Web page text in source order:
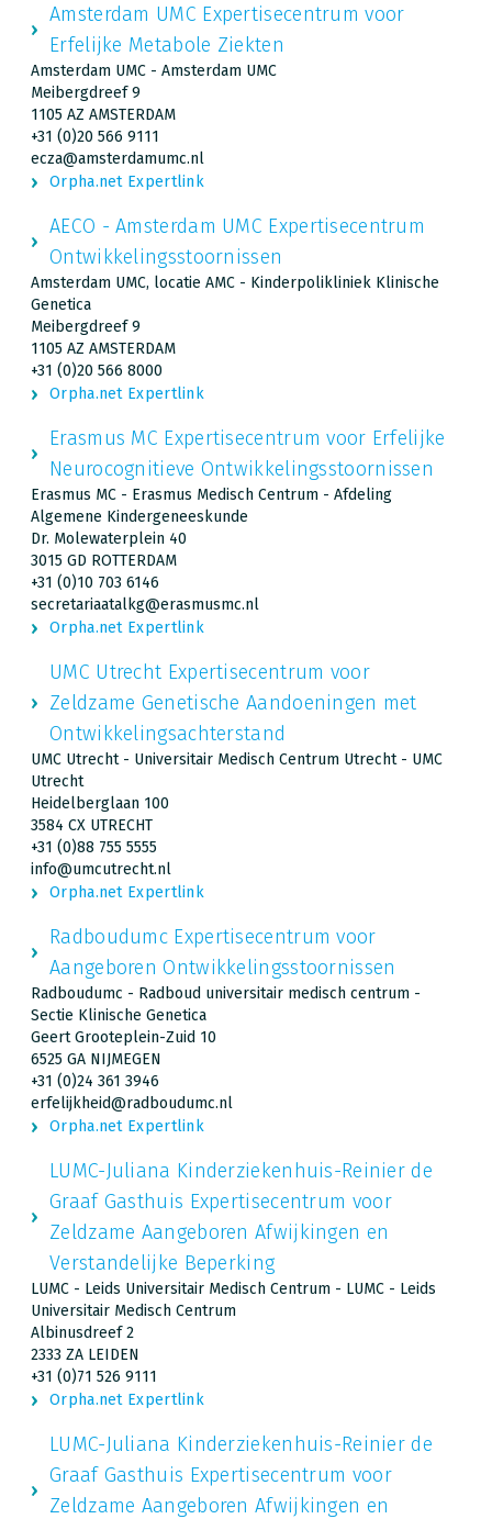
Amsterdam UMC Expertisecentrum voor
Erfelijke Metabole Ziekten
Amsterdam UMC - Amsterdam UMC
Meibergdreef 9
1105 AZ AMSTERDAM
+31 (0)20 566 9111
ecza@amsterdamumc.nl
Orpha.net Expertlink
AECO - Amsterdam UMC Expertisecentrum
Ontwikkelingsstoornissen
Amsterdam UMC, locatie AMC - Kinderpolikliniek Klinische
Genetica
Meibergdreef 9
1105 AZ AMSTERDAM
+31 (0)20 566 8000
Orpha.net Expertlink
Erasmus MC Expertisecentrum voor Erfelijke
Neurocognitieve Ontwikkelingsstoornissen
Erasmus MC - Erasmus Medisch Centrum - Afdeling
Algemene Kindergeneeskunde
Dr. Molewaterplein 40
3015 GD ROTTERDAM
+31 (0)10 703 6146
secretariaatalkg@erasmusmc.nl
Orpha.net Expertlink
UMC Utrecht Expertisecentrum voor
Zeldzame Genetische Aandoeningen met
Ontwikkelingsachterstand
UMC Utrecht - Universitair Medisch Centrum Utrecht - UMC
Utrecht
Heidelberglaan 100
3584 CX UTRECHT
+31 (0)88 755 5555
info@umcutrecht.nl
Orpha.net Expertlink
Radboudumc Expertisecentrum voor
Aangeboren Ontwikkelingsstoornissen
Radboudumc - Radboud universitair medisch centrum -
Sectie Klinische Genetica
Geert Grooteplein-Zuid 10
6525 GA NIJMEGEN
+31 (0)24 361 3946
erfelijkheid@radboudumc.nl
Orpha.net Expertlink
LUMC-Juliana Kinderziekenhuis-Reinier de
Graaf Gasthuis Expertisecentrum voor
Zeldzame Aangeboren Afwijkingen en
Verstandelijke Beperking
LUMC - Leids Universitair Medisch Centrum - LUMC - Leids
Universitair Medisch Centrum
Albinusdreef 2
2333 ZA LEIDEN
+31 (0)71 526 9111
Orpha.net Expertlink
LUMC-Juliana Kinderziekenhuis-Reinier de
Graaf Gasthuis Expertisecentrum voor
Zeldzame Aangeboren Afwijkingen en